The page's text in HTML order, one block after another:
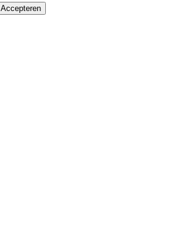
Accepteren